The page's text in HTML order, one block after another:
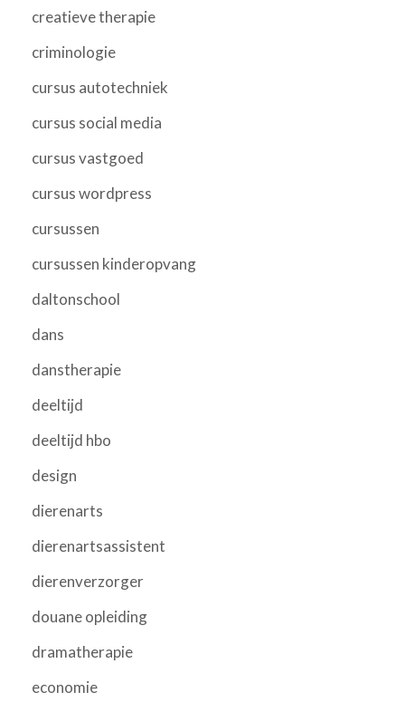
creatieve therapie
criminologie
cursus autotechniek
cursus social media
cursus vastgoed
cursus wordpress
cursussen
cursussen kinderopvang
daltonschool
dans
danstherapie
deeltijd
deeltijd hbo
design
dierenarts
dierenartsassistent
dierenverzorger
douane opleiding
dramatherapie
economie